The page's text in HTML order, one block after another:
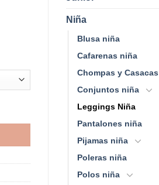
Niña
Blusa niña
Cafarenas niña
Chompas y Casacas
Conjuntos niña
Leggings Niña
Pantalones niña
Pijamas niña
Poleras niña
Polos niña